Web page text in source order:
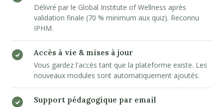
Délivré par le Global Institute of Wellness après
validation finale (70 % minimum aux quiz). Reconnu
IPHM.
Accès à vie & mises à jour
Vous gardez l'accès tant que la plateforme existe. Les
nouveaux modules sont automatiquement ajoutés.
Support pédagogique par email